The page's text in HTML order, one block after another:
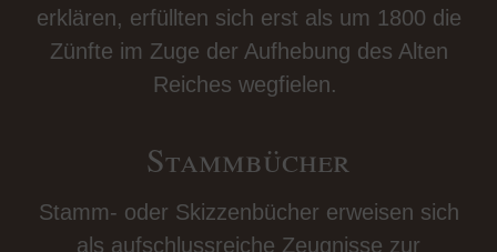
erklären, erfüllten sich erst als um 1800 die
Zünfte im Zuge der Aufhebung des Alten
Reiches wegfielen.
Stammbücher
Stamm- oder Skizzenbücher erweisen sich
als aufschlussreiche Zeugnisse zur